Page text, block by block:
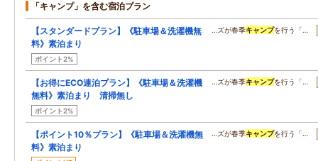
「キャンプ」を含む宿泊プラン
【スタンダードプラン】《駐車場＆洗濯機無
料》素泊まり
ポイント2%
…ズが春季キャンプを行う「…
【お得にECO連泊プラン】《駐車場＆洗濯機
無料》素泊まり 清掃無し
ポイント2%
…ズが春季キャンプを行う「…
【ポイント10％プラン】《駐車場＆洗濯機無
料》素泊まり
…ズが春季キャンプを行う「…